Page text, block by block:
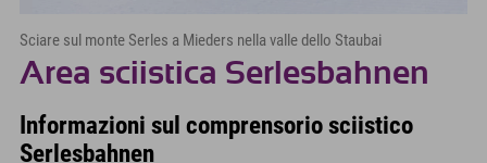
Sciare sul monte Serles a Mieders nella valle dello Staubai
Area sciistica Serlesbahnen
Informazioni sul comprensorio sciistico
Serlesbahnen